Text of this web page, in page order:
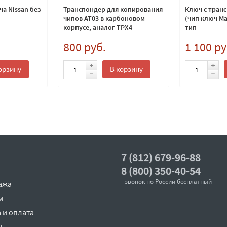
Nissan без
Транспондер для копирования
чипов AT03 в карбоновом
корпусе, аналог TPX4
800 руб.
В корзину
Ключ с
(чип ключ
тип
1 100
и оплата
7 (812) 679-96-88
8 (800) 350-40-54
- звонок по России бесплатный -